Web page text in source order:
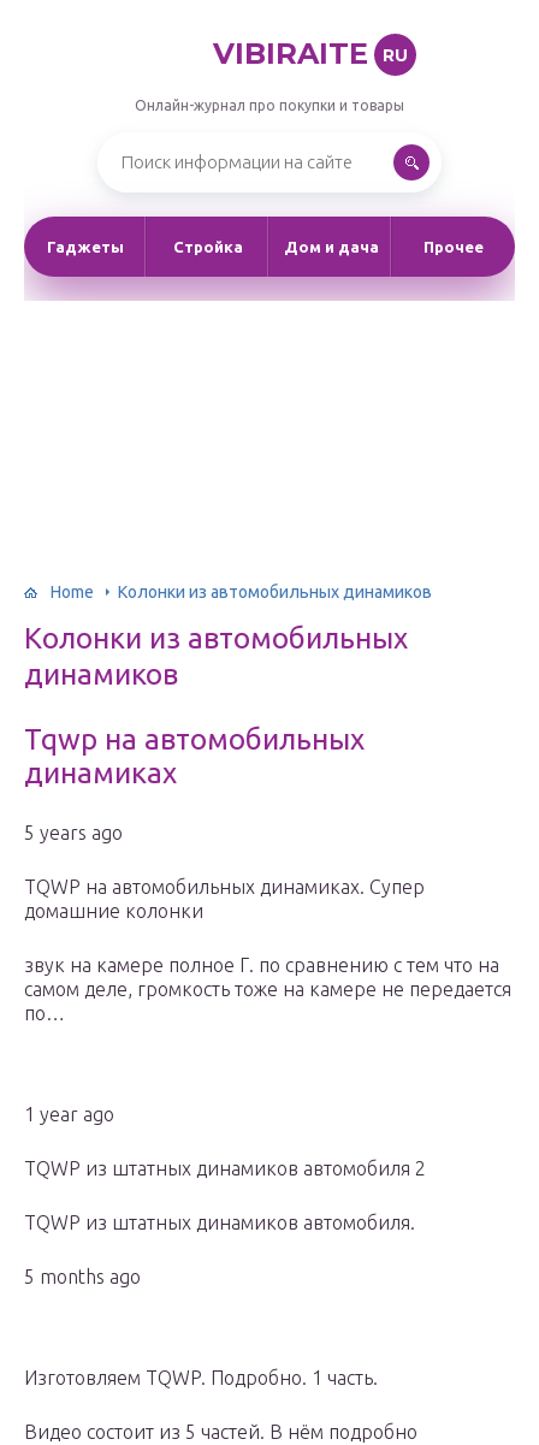
VIBIRAITE RU
Онлайн-журнал про покупки и товары
Гаджеты Стройка Дом и дача Прочее
Home Колонки из автомобильных динамиков
Колонки из автомобильных
динамиков
Tqwp на автомобильных
динамиках
5 years ago
TQWP на автомобильных динамиках. Супер
домашние колонки
звук на камере полное Г. по сравнению с тем что на
самом деле, громкость тоже на камере не передается
по…
1 year ago
TQWP из штатных динамиков автомобиля 2
TQWP из штатных динамиков автомобиля.
5 months ago
Изготовляем TQWP. Подробно. 1 часть.
Видео состоит из 5 частей. В нём подробно